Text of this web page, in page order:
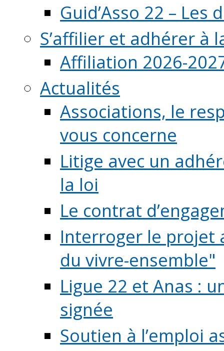
Guid’Asso 22 – Les
S’affilier et adhérer à
Affiliation 2026-
Actualités
Associations, le
vous concerne
Litige avec un
la loi
Le contrat
Interroger le projet
du vivre-ensemble"
Ligue 22 et Anas :
signée
Soutien à l’emploi